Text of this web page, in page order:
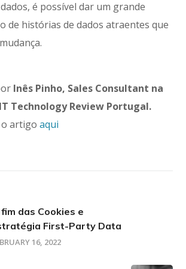
é possível dar um grande
de histórias de dados atraentes que
Inês Pinho, Sales Consultant na
Technology Review Portugal.
o artigoaqui
fim das Cookies e
First-Party Data
16, 2022